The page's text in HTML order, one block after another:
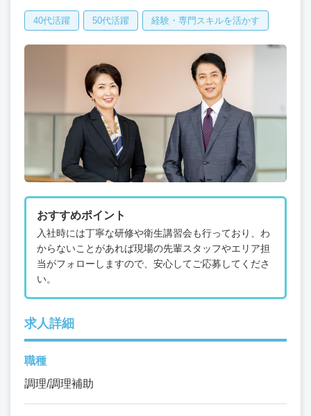
40代活躍 50代活躍 経験・専門スキルを活かす
おすすめポイント
入社時には丁寧な研修や衛生講習会も行っており、わ
からないことがあれば現場の先輩スタッフやエリア担
当がフォローしますので、安心してご応募してくださ
い。
求人詳細
職種
調理/調理補助